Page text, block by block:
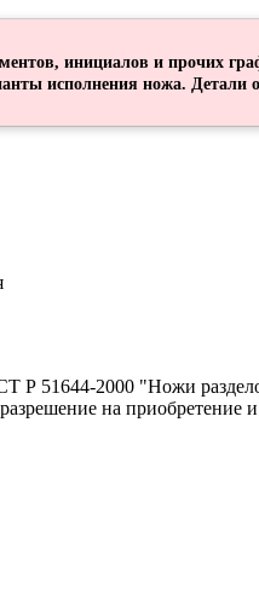
инициалов и прочих
исполнения ножа. Детали
Р 51644-2000 "Ножи
на приобретение